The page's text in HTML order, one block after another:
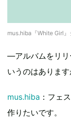
mus.hiba『White Girl』
―アルバムをリリ
いうのはあります
mus.hiba ：フェ
作りたいです。